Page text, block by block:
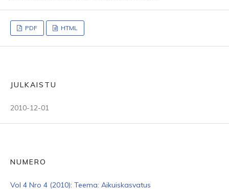
PDF HTML
JULKAISTU
2010-12-01
NUMERO
Vol 4 Nro 4 (2010): Teema: Aikuiskasvatus